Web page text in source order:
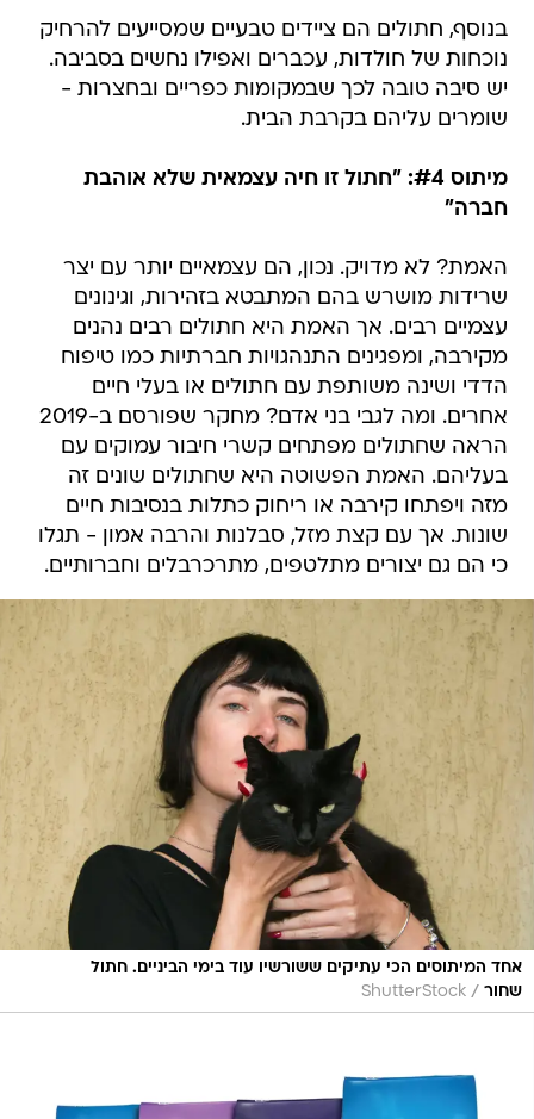
בנוסף, חתולים הם ציידים טבעיים שמסייעים להרחיק
נוכחות של חולדות, עכברים ואפילו נחשים בסביבה.
יש סיבה טובה לכך שבמקומות כפריים ובחצרות -
שומרים עליהם בקרבת הבית.
מיתוס #4: "חתול זו חיה עצמאית שלא אוהבת
חברה"
האמת? לא מדויק. נכון, הם עצמאיים יותר עם יצר
שרידות מושרש בהם המתבטא בזהירות, וגינונים
עצמיים רבים. אך האמת היא חתולים רבים נהנים
מקירבה, ומפגינים התנהגויות חברתיות כמו טיפוח
הדדי ושינה משותפת עם חתולים או בעלי חיים
אחרים. ומה לגבי בני אדם? מחקר שפורסם ב-2019
הראה שחתולים מפתחים קשרי חיבור עמוקים עם
בעליהם. האמת הפשוטה היא שחתולים שונים זה
מזה ויפתחו קירבה או ריחוק כתלות בנסיבות חיים
שונות. אך עם קצת מזל, סבלנות והרבה אמון - תגלו
כי הם גם יצורים מתלטפים, מתרכרבלים וחברותיים.
אחד המיתוסים הכי עתיקים ששורשיו עוד בימי הביניים. חתול
שחור /
ShutterStock